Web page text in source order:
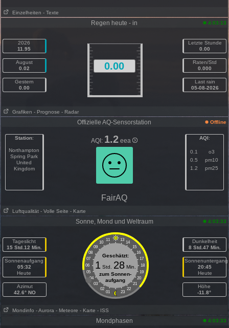
Einzelheiten - Texte
Regen heute - in 4:03:13
2026
11.95
August
0.02
Gestern
0.00
0.00
Letzte Stunde
0.00
Raten/Std
0.000
Last rain
05-08-2026
Grafiken - Prognose - Radar
Offizielle AQ-Sensorstation Offline
Station:
Northampton
Spring Park
United
Kingdom
AQI: 1.2 eea AQI:
0.1
o3
0.5
pm10
1.2
pm25
FairAQ
Luftqualität - Volle Seite - Karte
Sonne, Mond und Weltraum 4:03:33
Tageslicht
15 Std.12 Min.
Sonnenaufgang
05:32
Heute
Azimut
42.6° NO
11 13
10
14
09
15
08
16
07
17
06
18
05
19
04
20
03
21
02
22
01 23
Geschätzt:
1 Std. 28Min.
zum Sonnen-
aufgang
Dunkelheit
8 Std.47 Min.
Sonnenuntergang
20:45
Heute
Höhe
-11.8°
Mondinfo - Aurora - Meteore - Karte - ISS
Mondphasen 4:03:33